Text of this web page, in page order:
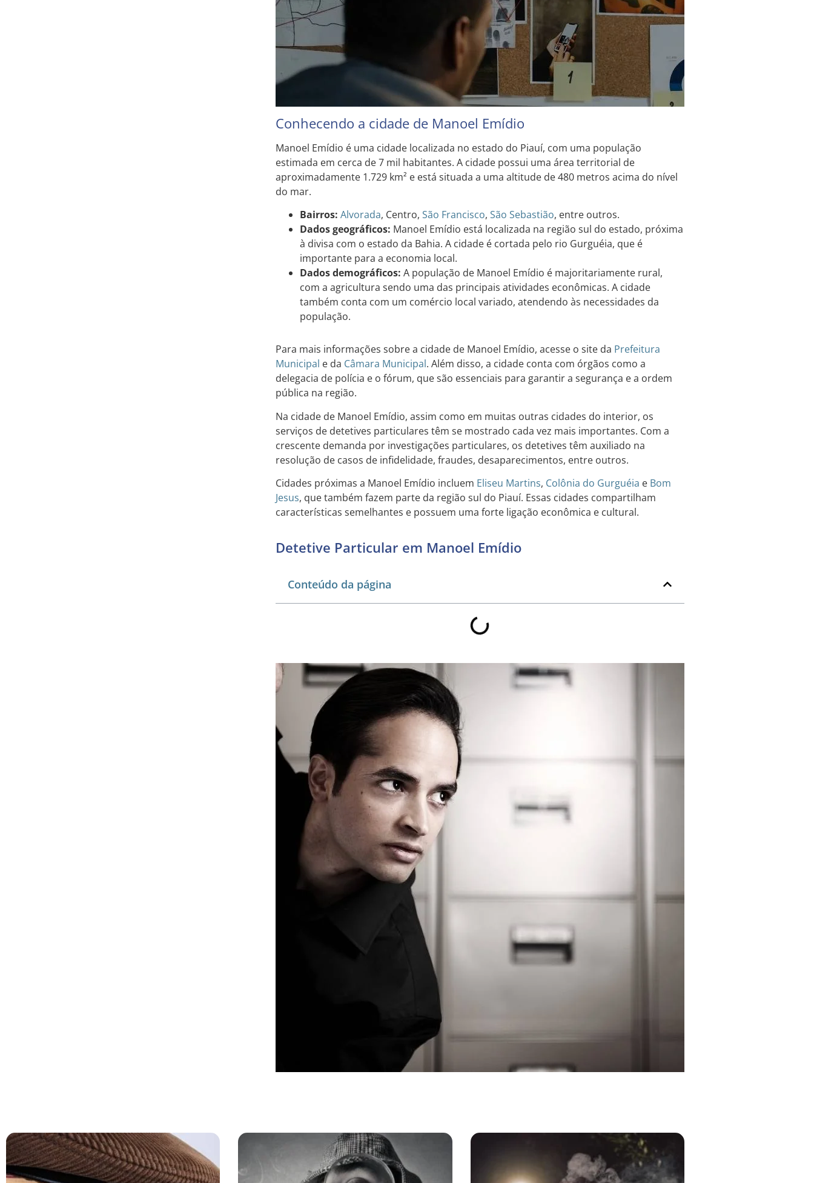
Conhecendo a cidade de Manoel Emídio
Manoel Emídio é uma cidade localizada no estado do Piauí, com uma população
estimada em cerca de 7 mil habitantes. A cidade possui uma área territorial de
aproximadamente 1.729 km² e está situada a uma altitude de 480 metros acima do nível
do mar.
Bairros: Alvorada, Centro, São Francisco, São Sebastião, entre outros.
Dados geográficos: Manoel Emídio está localizada na região sul do estado, próxima
à divisa com o estado da Bahia. A cidade é cortada pelo rio Gurguéia, que é
importante para a economia local.
Dados demográficos: A população de Manoel Emídio é majoritariamente rural,
com a agricultura sendo uma das principais atividades econômicas. A cidade
também conta com um comércio local variado, atendendo às necessidades da
população.
Para mais informações sobre a cidade de Manoel Emídio, acesse o site da Prefeitura
Municipal e da Câmara Municipal. Além disso, a cidade conta com órgãos como a
delegacia de polícia e o fórum, que são essenciais para garantir a segurança e a ordem
pública na região.
Na cidade de Manoel Emídio, assim como em muitas outras cidades do interior, os
serviços de detetives particulares têm se mostrado cada vez mais importantes. Com a
crescente demanda por investigações particulares, os detetives têm auxiliado na
resolução de casos de infidelidade, fraudes, desaparecimentos, entre outros.
Cidades próximas a Manoel Emídio incluem Eliseu Martins, Colônia do Gurguéia e Bom
Jesus, que também fazem parte da região sul do Piauí. Essas cidades compartilham
características semelhantes e possuem uma forte ligação econômica e cultural.
Detetive Particular em Manoel Emídio
Conteúdo da página